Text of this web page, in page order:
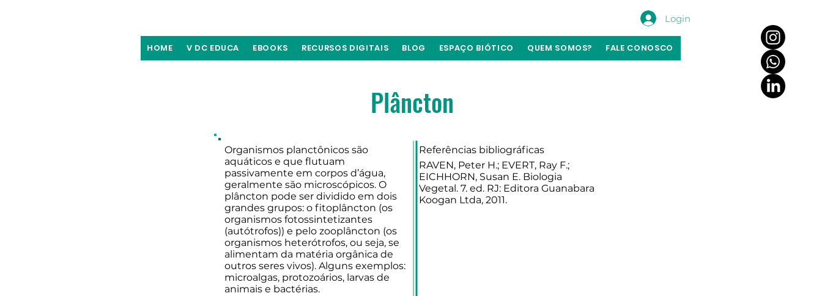
Login
HOME V DC EDUCA EBOOKS RECURSOS DIGITAIS BLOG ESPAÇO BIÓTICO QUEM SOMOS? FALE CONOSCO
Plâncton
Organismos planctônicos são
aquáticos e que flutuam
passivamente em corpos d’água,
geralmente são microscópicos. O
plâncton pode ser dividido em dois
grandes grupos: o fitoplâncton (os
organismos fotossintetizantes
(autótrofos)) e pelo zooplâncton (os
organismos heterótrofos, ou seja, se
alimentam da matéria orgânica de
outros seres vivos). Alguns exemplos:
microalgas, protozoários, larvas de
animais e bactérias.
Referências bibliográficas
RAVEN, Peter H.; EVERT, Ray F.;
EICHHORN, Susan E. Biologia
Vegetal. 7. ed. RJ: Editora Guanabara
Koogan Ltda, 2011.